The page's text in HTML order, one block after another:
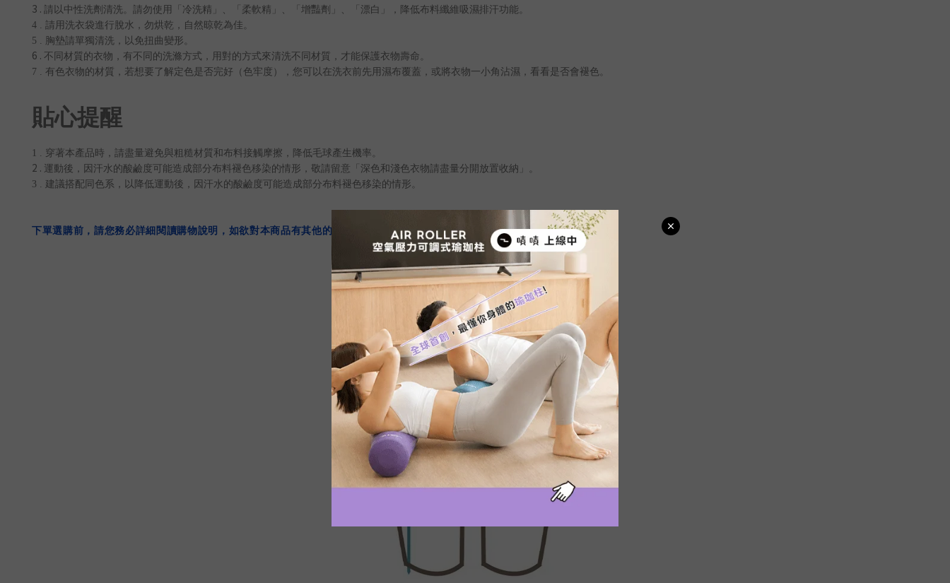
3 . 請以中性洗劑清洗。請勿使用「冷洗精」、「柔軟精」、「增豔劑」、「漂白」，降低布料纖維吸濕排汗功能。
4 . 請用洗衣袋進行脫水，勿烘乾，自然晾乾為佳。
5 . 胸墊請單獨清洗，以免扭曲變形。
6 . 不同材質的衣物，有不同的洗滌方式，用對的方式來清洗不同材質，才能保護衣物壽命。
7 . 有色衣物的材質，若想要了解定色是否完好（色牢度），您可以在洗衣前先用濕布覆蓋，或將衣物一小角沾濕，看看是否會褪色。
貼心提醒
1 . 穿著本產品時，請盡量避免與粗糙材質和布料接觸摩擦，降低毛球產生機率。
2 . 運動後，因汗水的酸鹼度可能造成部分布料褪色移染的情形，敬請留意「深色和淺色衣物請盡量分開放置收納」。
3 . 建議搭配同色系，以降低運動後，因汗水的酸鹼度可能造成部分布料褪色移染的情形。
下單選購前，請您務必詳細閱讀購物說明，如欲對本商品有其他的疑問或需特殊尺寸之測量， 歡迎留言給官網線上客服。